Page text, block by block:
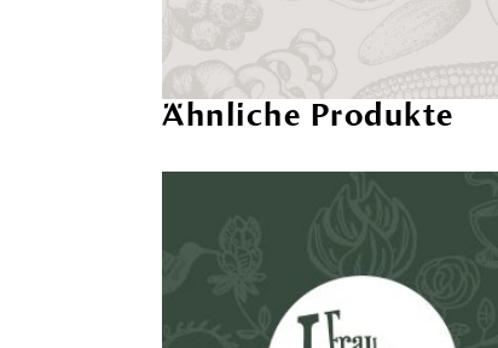
Ähnliche Produkte